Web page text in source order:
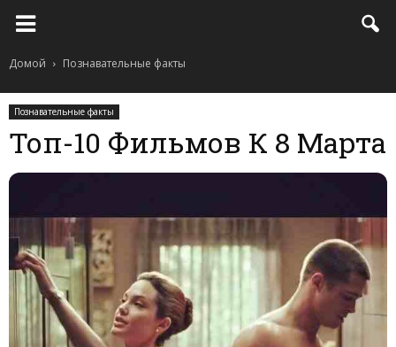
Домой Познавательные факты
Познавательные факты
Топ-10 Фильмов К 8 Марта